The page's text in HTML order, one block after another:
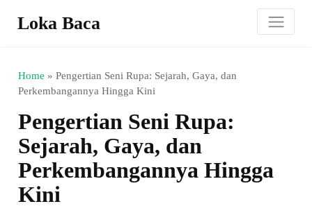
Loka Baca
Home »Pengertian Seni Rupa: Sejarah, Gaya, dan
Perkembangannya Hingga Kini
Pengertian Seni Rupa:
Sejarah, Gaya, dan
Perkembangannya Hingga
Kini